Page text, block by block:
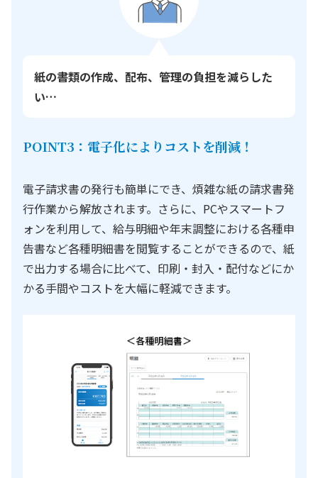
紙の書類の作成、配布、管理の負担を減らした
い…
POINT3：電子化によりコストを削減！
電子請求書の発行も簡単にでき、煩雑な紙の請求書発
行作業から解放されます。さらに、PCやスマートフ
ォンを利用して、給与明細や年末調整における各種申
告書など各種明細書を閲覧することができるので、紙
で出力する場合に比べて、印刷・封入・配付などにか
かる手間やコストを大幅に軽減できます。